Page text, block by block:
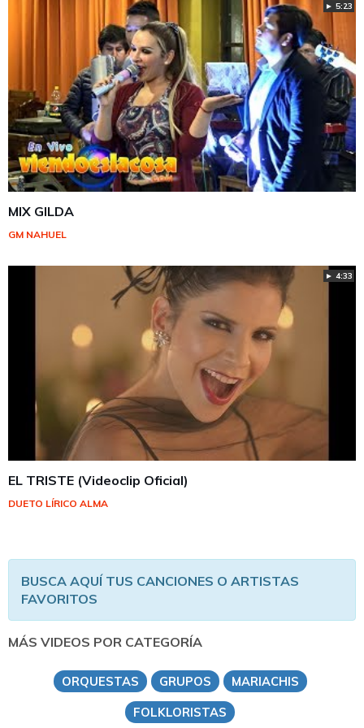
► 5:23
MIX GILDA
GM NAHUEL
► 4:33
EL TRISTE (Videoclip Oficial)
DUETO LÍRICO ALMA
BUSCA AQUÍ TUS CANCIONES O ARTISTAS
FAVORITOS
MÁS VIDEOS POR CATEGORÍA
ORQUESTAS GRUPOS
MARIACHIS
FOLKLORISTAS